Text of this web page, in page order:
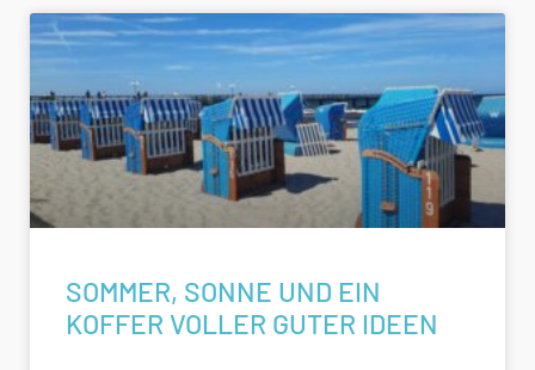
SOMMER, SONNE UND EIN
KOFFER VOLLER GUTER IDEEN